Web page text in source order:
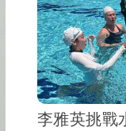
李雅英挑